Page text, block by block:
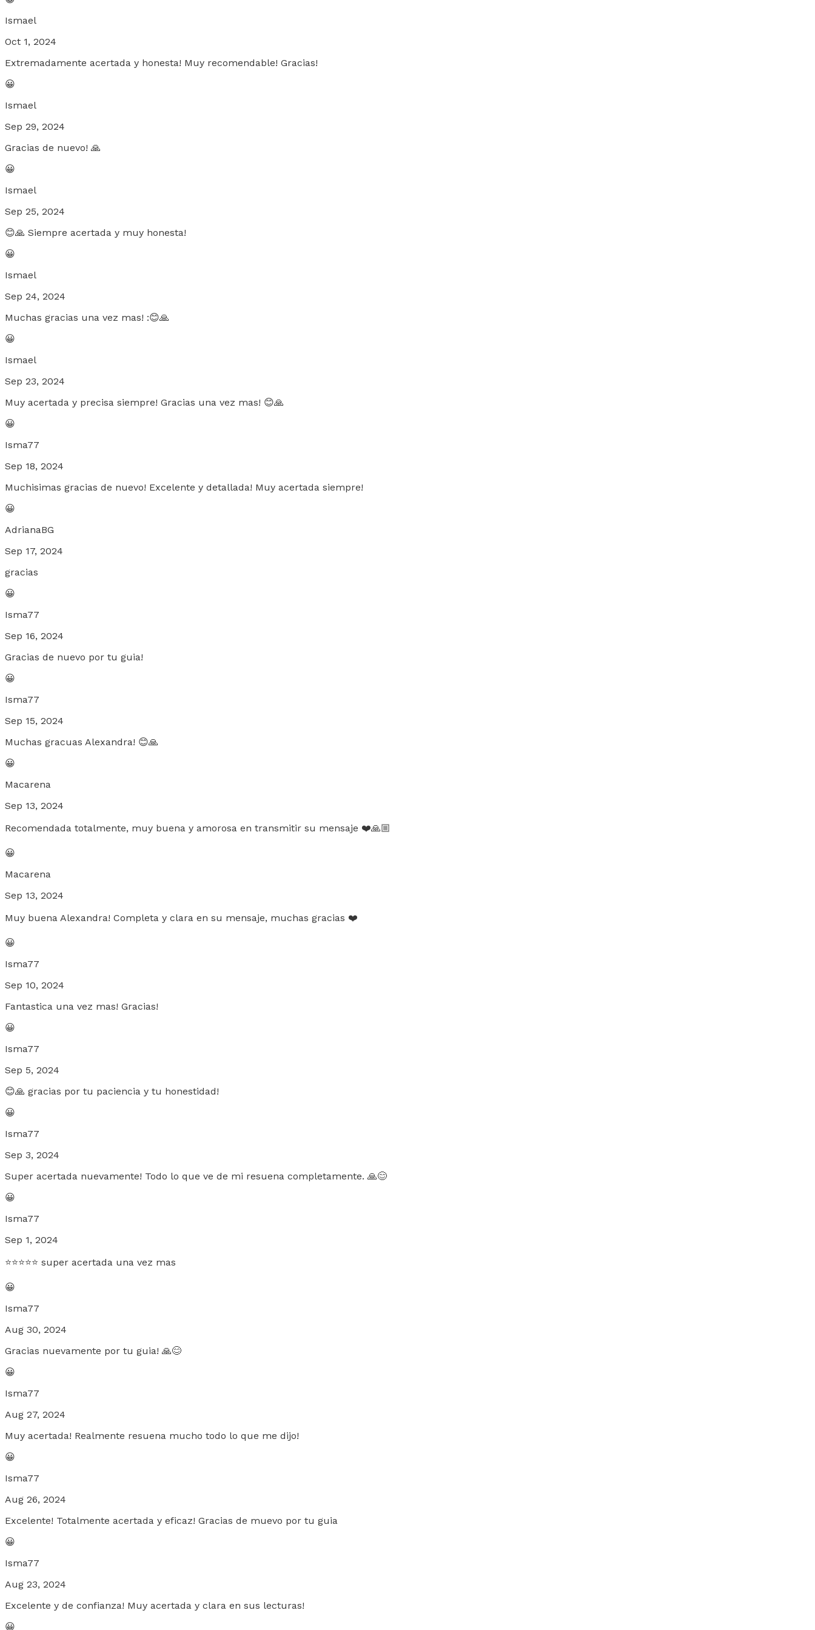
Ismael
Oct 1, 2024
Extremadamente acertada y honesta! Muy recomendable! Gracias!
😀
Ismael
Sep 29, 2024
Gracias de nuevo! 🙏
😀
Ismael
Sep 25, 2024
😊🙏 Siempre acertada y muy honesta!
😀
Ismael
Sep 24, 2024
Muchas gracias una vez mas! :😊🙏
😀
Ismael
Sep 23, 2024
Muy acertada y precisa siempre! Gracias una vez mas! 😊🙏
😀
Isma77
Sep 18, 2024
Muchisimas gracias de nuevo! Excelente y detallada! Muy acertada siempre!
😀
AdrianaBG
Sep 17, 2024
gracias
😀
Isma77
Sep 16, 2024
Gracias de nuevo por tu guia!
😀
Isma77
Sep 15, 2024
Muchas gracuas Alexandra! 😊🙏
😀
Macarena
Sep 13, 2024
Recomendada totalmente, muy buena y amorosa en transmitir su mensaje ❤️🙏🏼
😀
Macarena
Sep 13, 2024
Muy buena Alexandra! Completa y clara en su mensaje, muchas gracias ❤️
😀
Isma77
Sep 10, 2024
Fantastica una vez mas! Gracias!
😀
Isma77
Sep 5, 2024
😊🙏 gracias por tu paciencia y tu honestidad!
😀
Isma77
Sep 3, 2024
Super acertada nuevamente! Todo lo que ve de mi resuena completamente. 🙏😊
😀
Isma77
Sep 1, 2024
⭐️⭐️⭐️⭐️⭐️ super acertada una vez mas
😀
Isma77
Aug 30, 2024
Gracias nuevamente por tu guia! 🙏😊
😀
Isma77
Aug 27, 2024
Muy acertada! Realmente resuena mucho todo lo que me dijo!
😀
Isma77
Aug 26, 2024
Excelente! Totalmente acertada y eficaz! Gracias de muevo por tu guia
😀
Isma77
Aug 23, 2024
Excelente y de confianza! Muy acertada y clara en sus lecturas!
😀